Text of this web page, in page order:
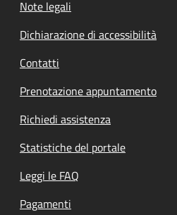
Note legali
Dichiarazione di accessibilità
Contatti
Prenotazione appuntamento
Richiedi assistenza
Statistiche del portale
Leggi le FAQ
Pagamenti